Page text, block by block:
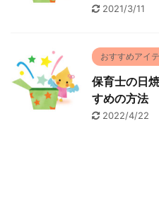
2021/3/11
おすすめアイ
保育士の日
すめの方法
2022/4/22